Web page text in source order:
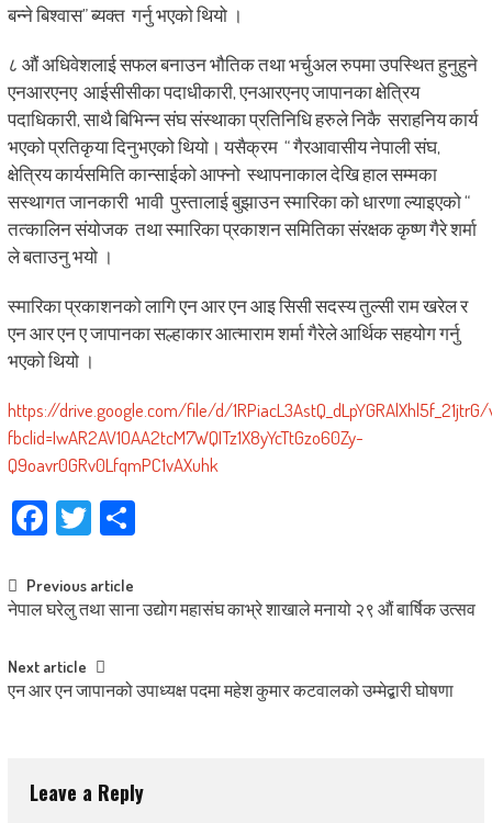
बन्ने बिश्वास” ब्यक्त गर्नु भएको थियो ।
८ औं अधिवेशलाई सफल बनाउन भौतिक तथा भर्चुअल रुपमा उपस्थित हुनुहुने
एनआरएनए आईसीसीका पदाधीकारी, एनआरएनए जापानका क्षेत्रिय
पदाधिकारी, साथै बिभिन्न संघ संस्थाका प्रतिनिधि हरुले निकै सराहनिय कार्य
भएको प्रतिकृया दिनुभएको थियो। यसैक्रम “ गैरआवासीय नेपाली संघ,
क्षेत्रिय कार्यसमिति कान्साईको आफ्नो स्थापनाकाल देखि हाल सम्मका
सस्थागत जानकारी भावी पुस्तालाई बुझाउन स्मारिका को धारणा ल्याइएको “
तत्कालिन संयोजक तथा स्मारिका प्रकाशन समितिका संरक्षक कृष्ण गैरे शर्मा
ले बताउनु भयो ।
स्मारिका प्रकाशनको लागि एन आर एन आइ सिसी सदस्य तुल्सी राम खरेल र
एन आर एन ए जापानका सल्हाकार आत्माराम शर्मा गैरेले आर्थिक सहयोग गर्नु
भएको थियो ।
https://drive.google.com/file/d/1RPiacL3AstQ_dLpYGRAlXhl5f_21jtrG/
fbclid=IwAR2AV1OAA2tcM7WQITz1X8yYcTtGzo60Zy-
Q9oavr0GRv0LfqmPC1vAXuhk
Facebook
TwitterShare
Post
navigation
Previous article
नेपाल घरेलु तथा साना उद्योग महासंघ काभ्रे शाखाले मनायो २९ औं बार्षिक उत्सव
Next article
एन आर एन जापानको उपाध्यक्ष पदमा महेश कुमार कटवालको उम्मेद्बारी घोषणा
Leave a Reply